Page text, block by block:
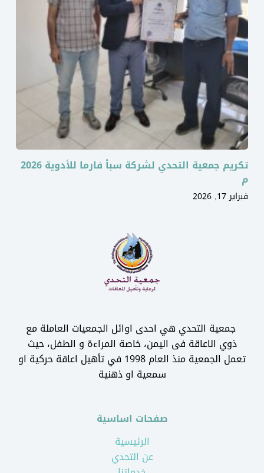
تكريم جمعية التحدي لشركة سبأ فارما للأدوية 2026
م
فبراير 17, 2026
جمعية التحدي هي احدى اوائل الجمعيات العاملة مع
ذوي الاعاقة فى اليمن، خاصة المراءة و الطفل، حيث
تعمل الجمعية منذ العام 1998 في تأهيل اعاقة حركية او
سمعية او ذهنية
صفحات اساسية
الرئيسية
عن التحدي